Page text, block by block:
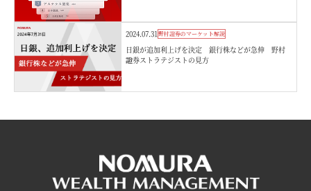
2024.07.31野村證券のマーケット解説
日銀が追加利上げを決定 銀行株などが急伸 野村
證券ストラテジストの見方